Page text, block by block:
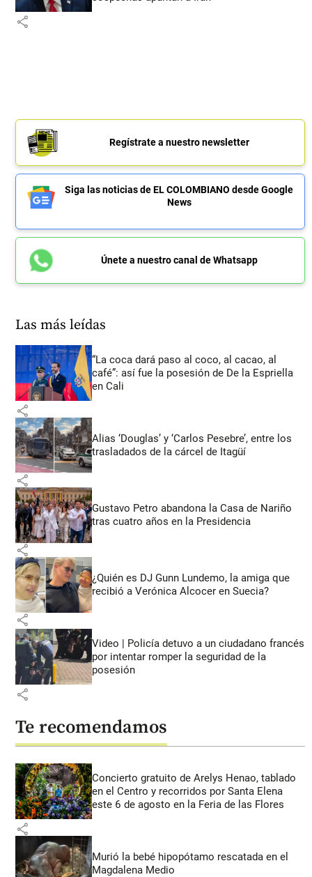
share
Regístrate a nuestro newsletter
Siga las noticias de EL COLOMBIANO desde Google
News
Únete a nuestro canal de Whatsapp
Las más leídas
“La coca dará paso al coco, al cacao, al
café”: así fue la posesión de De la Espriella
en Cali
share
Alias ‘Douglas’ y ‘Carlos Pesebre’, entre los
trasladados de la cárcel de Itagüí
share
Gustavo Petro abandona la Casa de Nariño
tras cuatro años en la Presidencia
share
¿Quién es DJ Gunn Lundemo, la amiga que
recibió a Verónica Alcocer en Suecia?
share
Video | Policía detuvo a un ciudadano francés
por intentar romper la seguridad de la
posesión
share
Te recomendamos
Concierto gratuito de Arelys Henao, tablado
en el Centro y recorridos por Santa Elena
este 6 de agosto en la Feria de las Flores
share
Murió la bebé hipopótamo rescatada en el
Magdalena Medio